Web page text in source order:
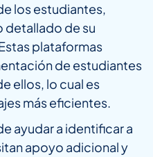
los estudiantes,
detallado de su
plataformas
de estudiantes
ellos, lo cual es
más eficientes.
ayudar a identificar a
apoyo adicional y